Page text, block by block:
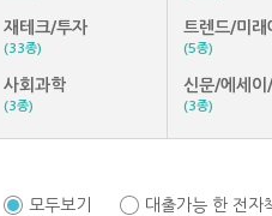
재테크/투자
(33종)
트렌드/미래
(5종)
사회과학
(3종)
신문/에세이
(3종)
모두보기 대출가능 한 전자